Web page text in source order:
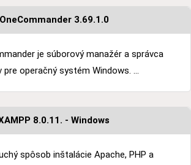
OneCommander 3.69.1.0
je súborový manažér a správca
pre operačný systém Windows. ...
8.0.11. - Windows
spôsob inštalácie Apache, PHP a